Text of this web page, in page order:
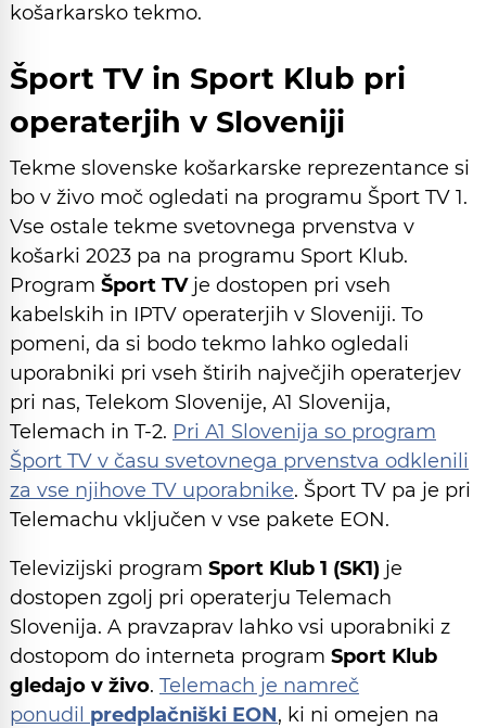
košarkarsko tekmo.
Šport TV in Sport Klub pri
operaterjih v Sloveniji
Tekme slovenske košarkarske reprezentance si
bo v živo moč ogledati na programu Šport TV 1.
Vse ostale tekme svetovnega prvenstva v
košarki 2023 pa na programu Sport Klub.
Program Šport TVje dostopen pri vseh
kabelskih in IPTV operaterjih v Sloveniji. To
pomeni, da si bodo tekmo lahko ogledali
uporabniki pri vseh štirih največjih operaterjev
pri nas, Telekom Slovenije, A1 Slovenija,
Telemach in T-2. Pri A1 Slovenija so program
Šport TV v času svetovnega prvenstva odklenili
za vse njihove TV uporabnike. Šport TV pa je pri
Telemachu vključen v vse pakete EON.
Televizijski program Sport Klub 1 (SK1) je
dostopen zgolj pri operaterju Telemach
Slovenija. A pravzaprav lahko vsi uporabniki z
dostopom do interneta program Sport Klub
gledajo v živo. Telemach je namreč
ponudil predplačniški EON, ki ni omejen na